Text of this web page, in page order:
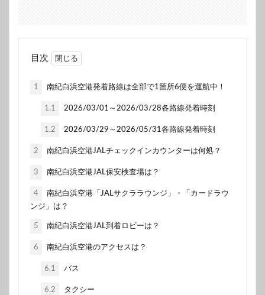
目次
1 南紀白浜空港発着路線は全部で1箇所6便を運航中！
1.1 2026/03/01～2026/03/28各路線発着時刻
1.2 2026/03/29～2026/05/31各路線発着時刻
2 南紀白浜空港JALチェックインカウンターは何処？
3 南紀白浜空港JAL保安検査場は？
4
南紀白浜空港「JALサクララウンジ」・「カードラウ
ンジ」は？
5 南紀白浜空港JAL到着ロビーは？
6 南紀白浜空港のアクセスは？
6.1 バス
6.2 タクシー